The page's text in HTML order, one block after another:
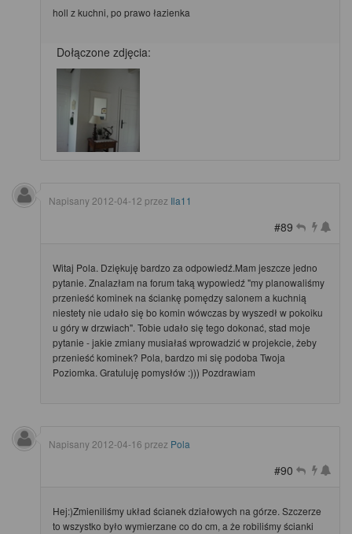
holl z kuchni, po prawo łazienka
Dołączone zdjęcia:
Napisany 2012-04-12 przez Ila11
#89
Witaj Pola. Dziękuję bardzo za odpowiedź.Mam jeszcze jedno
pytanie. Znalazłam na forum taką wypowiedź "my planowaliśmy
przenieść kominek na ściankę pomędzy salonem a kuchnią
niestety nie udało się bo komin wówczas by wyszedł w pokoiku
u góry w drzwiach". Tobie udało się tego dokonać, stad moje
pytanie - jakie zmiany musiałaś wprowadzić w projekcie, żeby
przenieść kominek? Pola, bardzo mi się podoba Twoja
Poziomka. Gratuluję pomysłów :))) Pozdrawiam
Napisany 2012-04-16 przez Pola
#90
Hej:)Zmieniliśmy układ ścianek działowych na górze. Szczerze
to wszystko było wymierzane co do cm, a że robiliśmy ścianki